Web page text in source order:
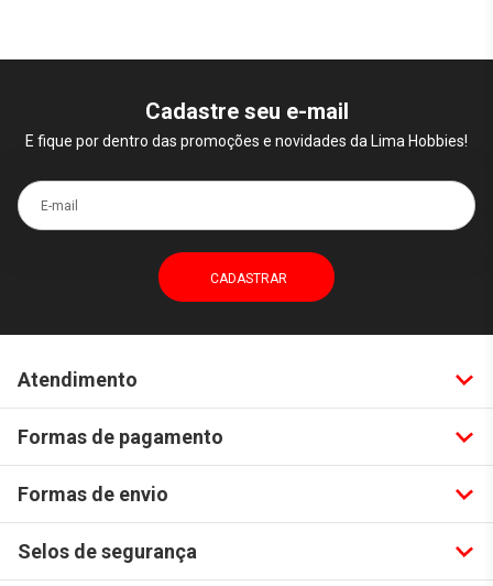
Cadastre seu e-mail
E fique por dentro das promoções e novidades da Lima Hobbies!
E-mail
Atendimento
Formas de pagamento
Formas de envio
Selos de segurança